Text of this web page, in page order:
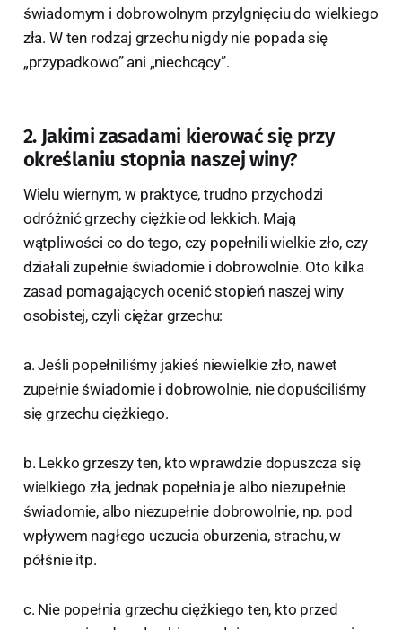
świadomym i dobrowolnym przylgnięciu do wielkiego
zła. W ten rodzaj grzechu nigdy nie popada się
„przypadkowo” ani „niechcący”.
2. Jakimi zasadami kierować się przy
określaniu stopnia naszej winy?
Wielu wiernym, w praktyce, trudno przychodzi
odróżnić grzechy ciężkie od lekkich. Mają
wątpliwości co do tego, czy popełnili wielkie zło, czy
działali zupełnie świadomie i dobrowolnie. Oto kilka
zasad pomagających ocenić stopień naszej winy
osobistej, czyli ciężar grzechu:
a. Jeśli popełniliśmy jakieś niewielkie zło, nawet
zupełnie świadomie i dobrowolnie, nie dopuściliśmy
się grzechu ciężkiego.
b. Lekko grzeszy ten, kto wprawdzie dopuszcza się
wielkiego zła, jednak popełnia je albo niezupełnie
świadomie, albo niezupełnie dobrowolnie, np. pod
wpływem nagłego uczucia oburzenia, strachu, w
półśnie itp.
c. Nie popełnia grzechu ciężkiego ten, kto przed